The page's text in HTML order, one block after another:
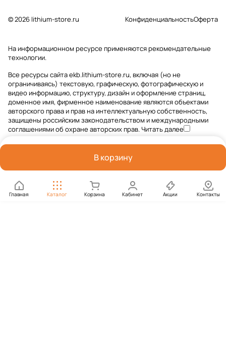
В корзину
Главная Каталог Корзина Кабинет Акции Контакты
© 2026 lithium-store.ru КонфиденциальностьОферта
На информационном ресурсе применяютсярекомендательные
технологии.
Все ресурсы сайта ekb.lithium-store.ru, включая (но не
ограничиваясь) текстовую, графическую, фотографическую и
видео информацию, структуру, дизайн и оформление страниц,
доменное имя, фирменное наименование являются объектами
авторского права и прав на интеллектуальную собственность,
защищены российским законодательством и международными
соглашениями об охране авторских прав.Читать далее